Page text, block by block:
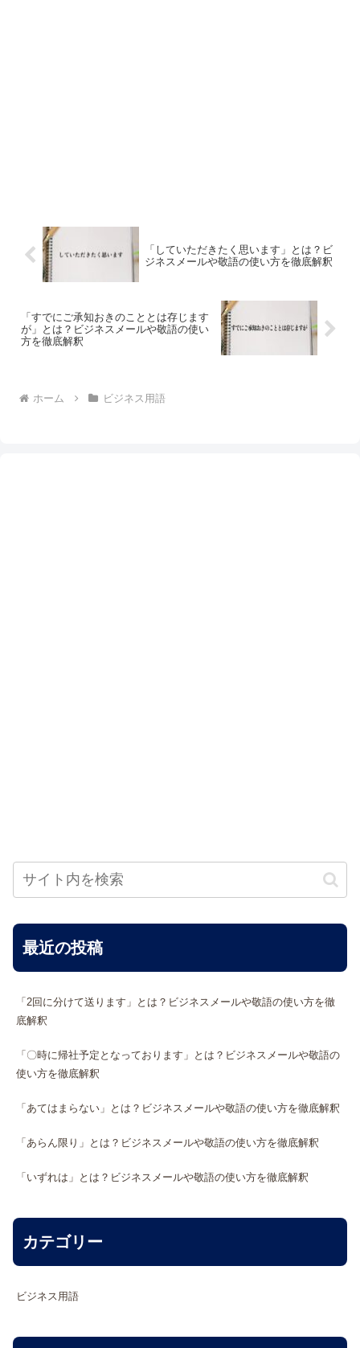
「していただきたく思います」とは？ビ
ジネスメールや敬語の使い方を徹底解釈
「すでにご承知おきのこととは存じます
が」とは？ビジネスメールや敬語の使い
方を徹底解釈
ホーム ビジネス用語
最近の投稿
「2回に分けて送ります」とは？ビジネスメールや敬語の使い方を徹
底解釈
「〇時に帰社予定となっております」とは？ビジネスメールや敬語の
使い方を徹底解釈
「あてはまらない」とは？ビジネスメールや敬語の使い方を徹底解釈
「あらん限り」とは？ビジネスメールや敬語の使い方を徹底解釈
「いずれは」とは？ビジネスメールや敬語の使い方を徹底解釈
カテゴリー
ビジネス用語